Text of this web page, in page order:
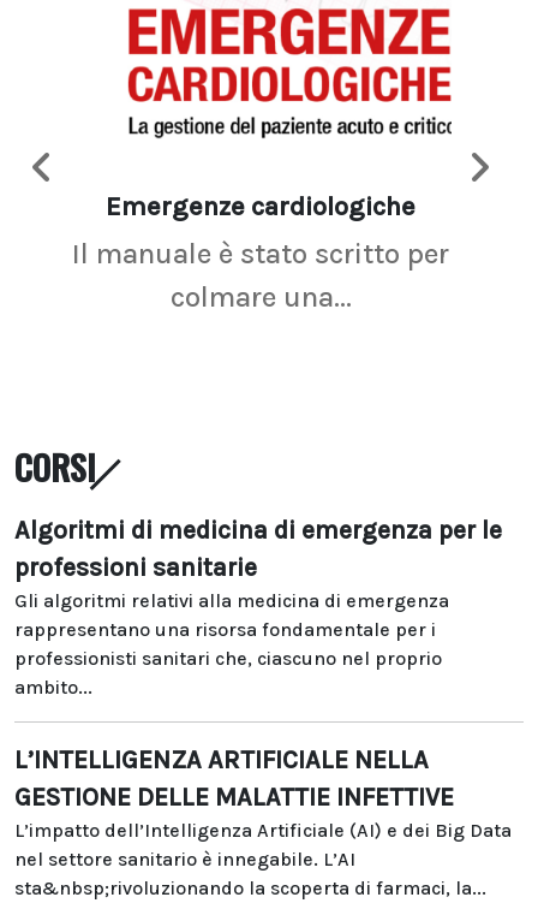
Emergenze cardiologiche
Il manuale è stato scritto per
colmare una...
CORSI
Algoritmi di medicina di emergenza per le
professioni sanitarie
Gli algoritmi relativi alla medicina di emergenza
rappresentano una risorsa fondamentale per i
professionisti sanitari che, ciascuno nel proprio
ambito...
L’INTELLIGENZA ARTIFICIALE NELLA
GESTIONE DELLE MALATTIE INFETTIVE
L’impatto dell’Intelligenza Artificiale (AI) e dei Big Data
nel settore sanitario è innegabile. L’AI
sta&nbsp;rivoluzionando la scoperta di farmaci, la...